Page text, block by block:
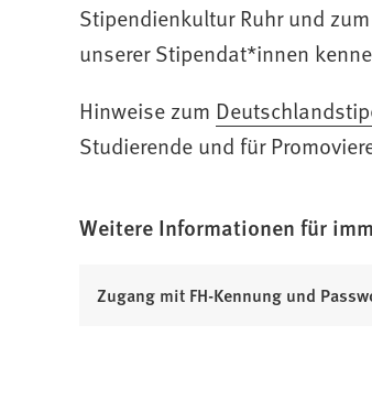
Stipendienkultur Ruhr und
unserer Stipendat*innen
Hinweise zum
(Öffnet
in
neuen
Studierende und für
Weitere Informationen für
Zugang mit FH-Kennung und